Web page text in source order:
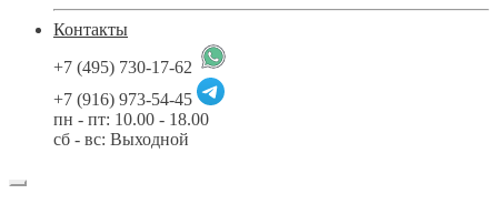
Контакты
+7 (495) 730-17-62
+7 (916) 973-54-45
пн - пт: 10.00 - 18.00
сб - вс: Выходной